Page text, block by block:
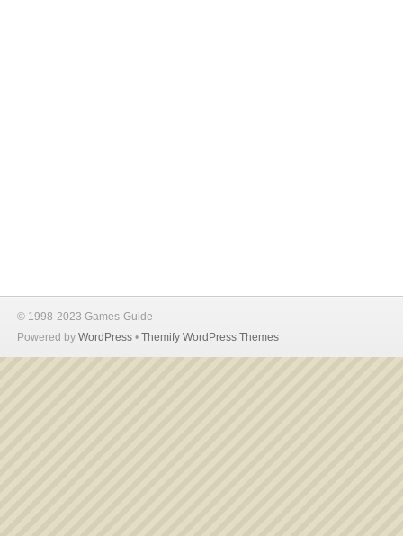
© 1998-2023 Games-Guide
Powered by WordPress • Themify WordPress Themes